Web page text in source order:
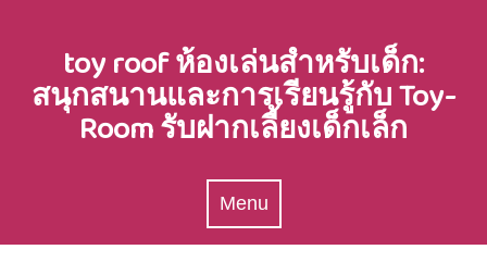
toy roof ห้องเล่นสำหรับเด็ก:
สนุกสนานและการเรียนรู้กับ Toy-
Room รับฝากเลี้ยงเด็กเล็ก
MenuMenu